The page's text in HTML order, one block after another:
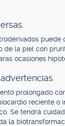
de la piel con
ocasiones
prolongado
reciente o
Se tendrá
la